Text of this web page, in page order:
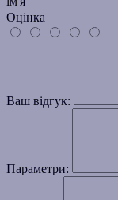
Оцінка
Ваш відгук:
Параметри: